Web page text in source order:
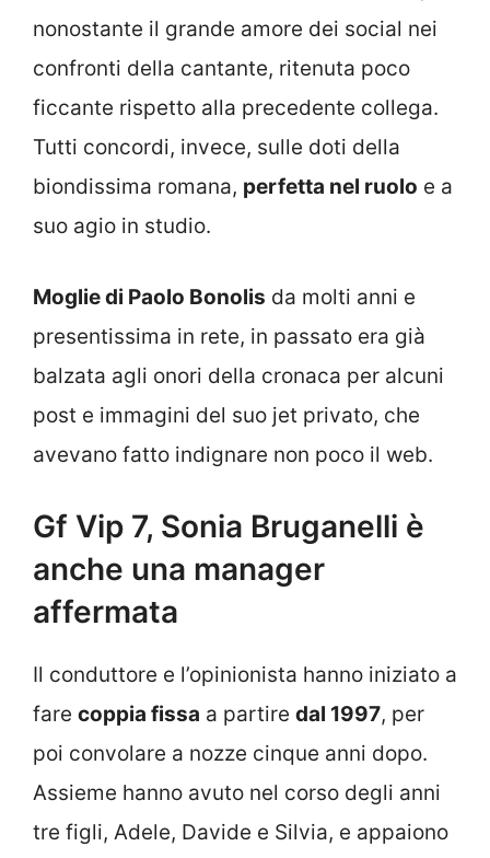
nonostante il grande amore dei social nei
confronti della cantante, ritenuta poco
ficcante rispetto alla precedente collega.
Tutti concordi, invece, sulle doti della
biondissima romana, perfetta nel ruolo e a
suo agio in studio.
Moglie di Paolo Bonolis da molti anni e
presentissima in rete, in passato era già
balzata agli onori della cronaca per alcuni
post e immagini del suo jet privato, che
avevano fatto indignare non poco il web.
Gf Vip 7, Sonia Bruganelli è
anche una manager
affermata
Il conduttore e l’opinionista hanno iniziato a
fare coppia fissa a partire dal 1997, per
poi convolare a nozze cinque anni dopo.
Assieme hanno avuto nel corso degli anni
tre figli, Adele, Davide e Silvia, e appaiono